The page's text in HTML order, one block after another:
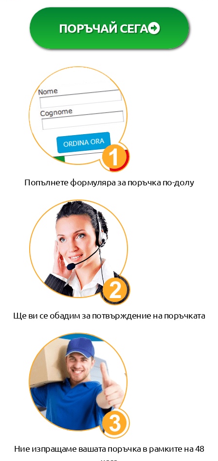
ПОРЪЧАЙ СЕГА
Попълнете формуляра за поръчка по-долу
Ще ви се обадим за потвърждение на поръчката
Ние изпращаме вашата поръчка в рамките на 48